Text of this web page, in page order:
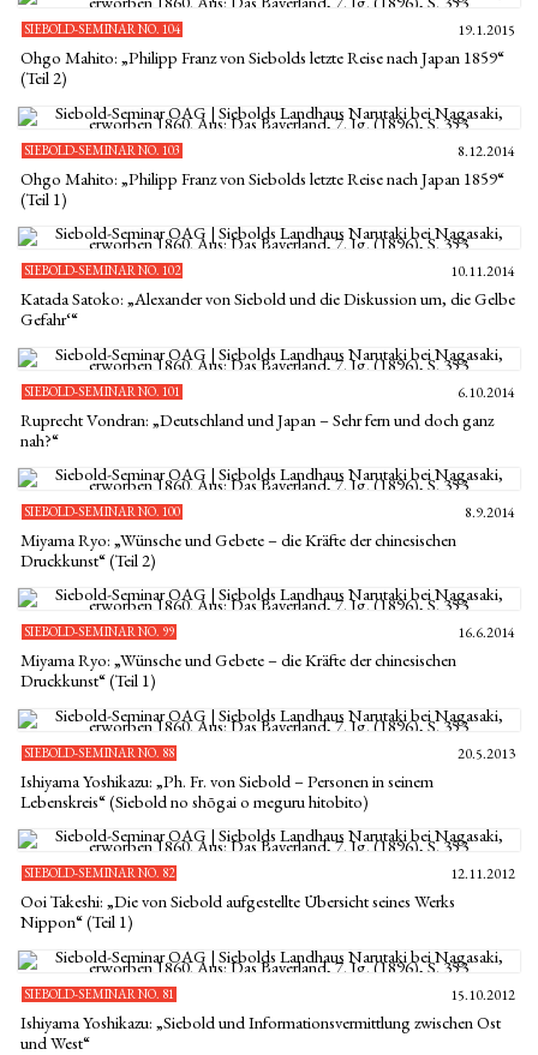
SIEBOLD-SEMINAR NO. 104 19.1.2015
Ohgo Mahito: „Philipp Franz von Siebolds letzte Reise nach Japan 1859“
(Teil 2)
SIEBOLD-SEMINAR NO. 103 8.12.2014
Ohgo Mahito: „Philipp Franz von Siebolds letzte Reise nach Japan 1859“
(Teil 1)
SIEBOLD-SEMINAR NO. 102 10.11.2014
Katada Satoko: „Alexander von Siebold und die Diskussion um‚ die Gelbe
Gefahr‘“
SIEBOLD-SEMINAR NO. 101 6.10.2014
Ruprecht Vondran: „Deutschland und Japan – Sehr fern und doch ganz
nah?“
SIEBOLD-SEMINAR NO. 100 8.9.2014
Miyama Ryo: „Wünsche und Gebete – die Kräfte der chinesischen
Druckkunst“ (Teil 2)
SIEBOLD-SEMINAR NO. 99 16.6.2014
Miyama Ryo: „Wünsche und Gebete – die Kräfte der chinesischen
Druckkunst“ (Teil 1)
SIEBOLD-SEMINAR NO. 88 20.5.2013
Ishiyama Yoshikazu: „Ph. Fr. von Siebold – Personen in seinem
Lebenskreis“ (Siebold no shōgai o meguru hitobito)
SIEBOLD-SEMINAR NO. 82 12.11.2012
Ooi Takeshi: „Die von Siebold aufgestellte Übersicht seines Werks
Nippon“ (Teil 1)
SIEBOLD-SEMINAR NO. 81 15.10.2012
Ishiyama Yoshikazu: „Siebold und Informationsvermittlung zwischen Ost
und West“